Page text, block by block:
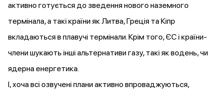
активно готується до зведення нового наземного
термінала, а такі країни як Литва, Греція та Кіпр
вкладаються в плавучі термінали. Крім того, ЄС і країни-
члени шукають інші альтернативи газу, такі як водень, чи
ядерна енергетика.
І, хоча всі озвучені плани активно впроваджуються,